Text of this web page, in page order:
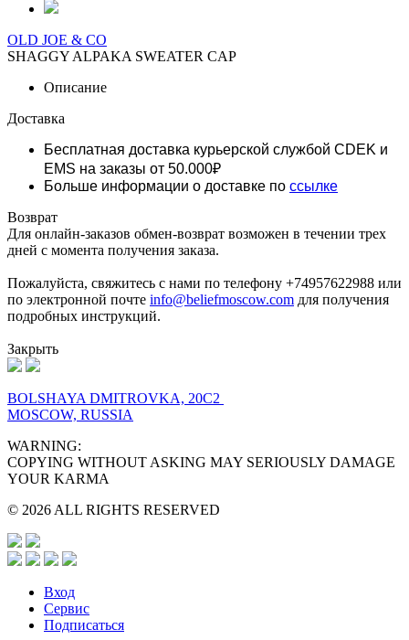
OLD JOE & CO
SHAGGY ALPAKA SWEATER CAP
Описание
Доставка
Бесплатная доставка курьерской службой CDEK и
EMS на заказы от 50.000₽
Больше информации о доставке по ссылке
Возврат
Для онлайн-заказов обмен-возврат возможен в течении трех
дней с момента получения заказа.
Пожалуйста, свяжитесь с нами по телефону +74957622988 или
по электронной почте info@beliefmoscow.com для получения
подробных инструкций.
Закрыть
BOLSHAYA DMITROVKA, 20C2
MOSCOW, RUSSIA
WARNING:
COPYING WITHOUT ASKING MAY SERIOUSLY DAMAGE
YOUR KARMA
© 2026 ALL RIGHTS RESERVED
Вход
Сервис
Подписаться